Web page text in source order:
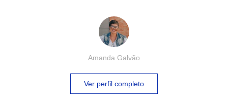
Amanda Galvão
Ver perfil completo